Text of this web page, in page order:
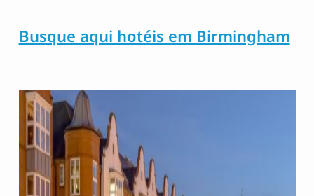
Busque aqui hotéis em Birmingham